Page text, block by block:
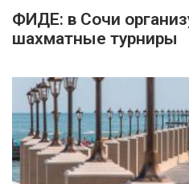
ФИДЕ: в Сочи
шахматные турниры